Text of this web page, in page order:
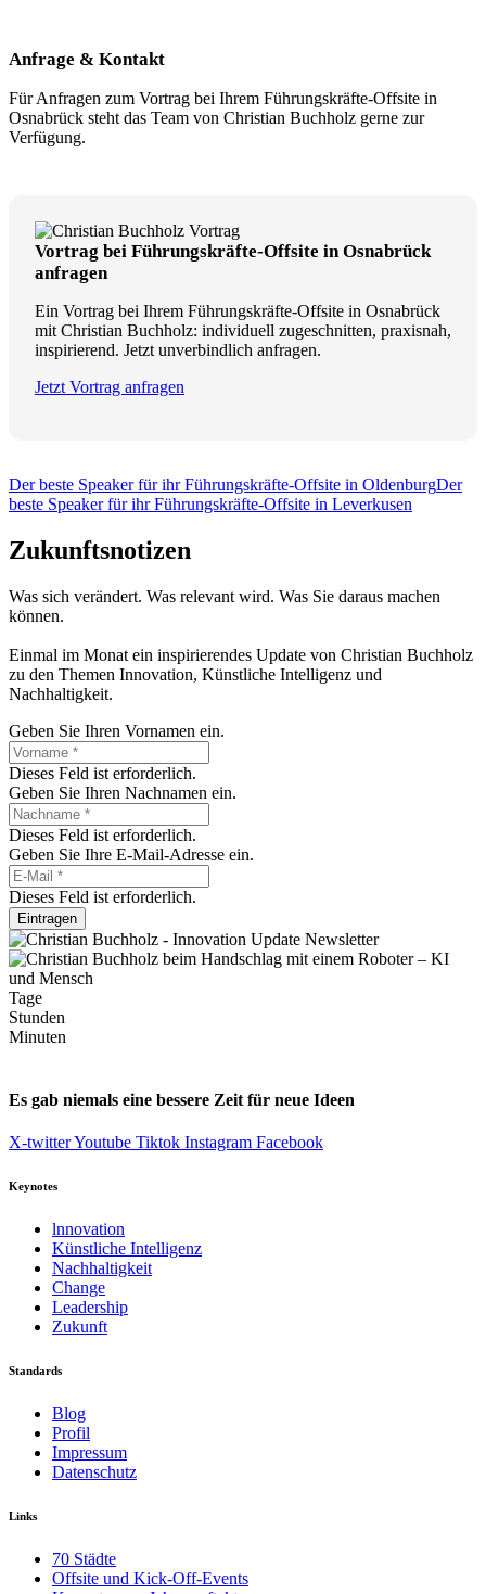
Anfrage & Kontakt
Für Anfragen zum Vortrag bei Ihrem Führungskräfte-Offsite in
Osnabrück steht das Team von Christian Buchholz gerne zur
Verfügung.
Vortrag bei Führungskräfte-Offsite in Osnabrück
anfragen
Ein Vortrag bei Ihrem Führungskräfte-Offsite in Osnabrück
mit Christian Buchholz: individuell zugeschnitten, praxisnah,
inspirierend. Jetzt unverbindlich anfragen.
Jetzt Vortrag anfragen
Der beste Speaker für ihr Führungskräfte-Offsite in OldenburgDer
beste Speaker für ihr Führungskräfte-Offsite in Leverkusen
Zukunftsnotizen
Was sich verändert. Was relevant wird. Was Sie daraus machen
können.
Einmal im Monat ein inspirierendes Update von Christian Buchholz
zu den Themen Innovation, Künstliche Intelligenz und
Nachhaltigkeit.
Geben Sie Ihren Vornamen ein.
Dieses Feld ist erforderlich.
Geben Sie Ihren Nachnamen ein.
Dieses Feld ist erforderlich.
Geben Sie Ihre E-Mail-Adresse ein.
Dieses Feld ist erforderlich.
Eintragen
Tage
Stunden
Minuten
Es gab niemals eine bessere Zeit für neue Ideen
X-twitterYoutube Tiktok Instagram Facebook
Keynotes
lnnovation
Künstliche Intelligenz
Nachhaltigkeit
Change
Leadership
Zukunft
Standards
Blog
Profil
Impressum
Datenschutz
Links
70 Städte
Offsite und Kick-Off-Events